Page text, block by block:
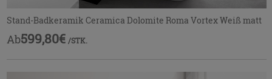
Stand-Badkeramik Ceramica Dolomite Roma Vortex Weiß matt
Ab599,80€ /STK.